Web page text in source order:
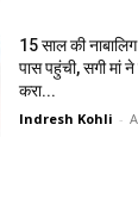
15 साल की
पास पहुंची, सगी मां
करा...
Indresh Kohli -